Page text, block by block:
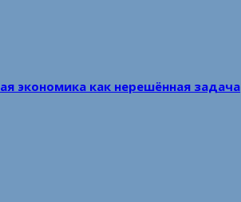
экономика как нерешённая задача